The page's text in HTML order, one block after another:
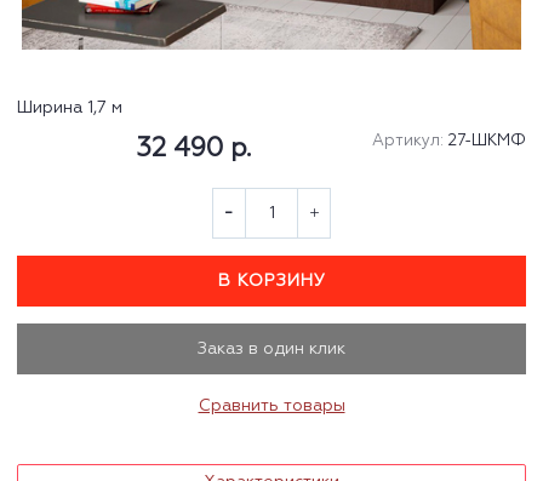
Ширина 1,7 м
Артикул: 27-ШКМФ
32 490 р.
В КОРЗИНУ
Заказ в один клик
Сравнить товары